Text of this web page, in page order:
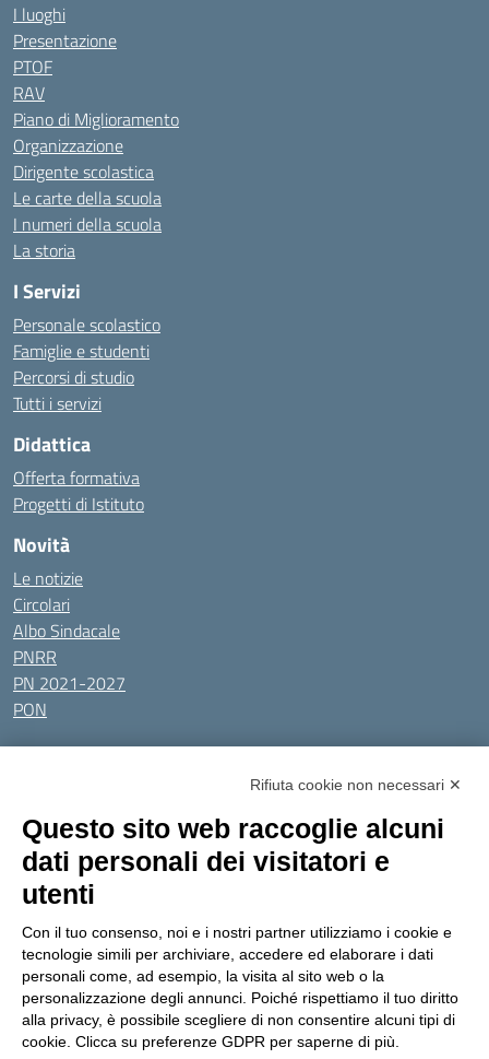
I luoghi
Presentazione
PTOF
RAV
Piano di Miglioramento
Organizzazione
Dirigente scolastica
Le carte della scuola
I numeri della scuola
La storia
I Servizi
Personale scolastico
Famiglie e studenti
Percorsi di studio
Tutti i servizi
Didattica
Offerta formativa
Progetti di Istituto
Novità
Le notizie
Circolari
Albo Sindacale
PNRR
PN 2021-2027
PON
Tutti gli argomenti
Amministrazione Trasparente
Privacy Policy
Dichiarazione di accessibilitàObiettivi di accessibilità
Seguici su:
Indirizzo:Via Gaetano Donizetti 30, Collegno
Centralino:0114053925 Email: toic8cg002@istruzione.it
Posta elettronica certificata (PEC):toic8cg002@pec.istruzione.it
Codice fiscale: 95641450010
Rifiuta cookie non necessari ✕
Questo sito web raccoglie alcuni
dati personali dei visitatori e
utenti
Con il tuo consenso, noi e i nostri partner utilizziamo i cookie e
tecnologie simili per archiviare, accedere ed elaborare i dati
personali come, ad esempio, la visita al sito web o la
personalizzazione degli annunci. Poiché rispettiamo il tuo diritto
alla privacy, è possibile scegliere di non consentire alcuni tipi di
cookie. Clicca su preferenze GDPR per saperne di più.